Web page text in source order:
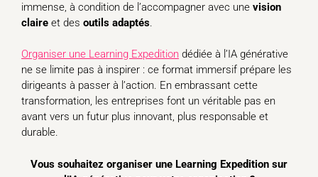
immense, à condition de l’accompagner avec une vision
claire et des outils adaptés.
Organiser une Learning Expedition dédiée à l’IA générative
ne se limite pas à inspirer : ce format immersif prépare les
dirigeants à passer à l’action. En embrassant cette
transformation, les entreprises font un véritable pas en
avant vers un futur plus innovant, plus responsable et
durable.
Vous souhaitez organiser une Learning Expedition sur